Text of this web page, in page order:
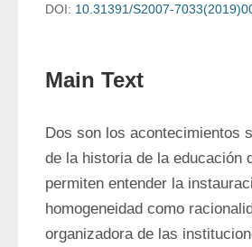
DOI: 10.31391/S2007-
Main Text
Dos son los acontecimientos
de la historia de la educación
permiten entender la
homogeneidad como
organizadora de las